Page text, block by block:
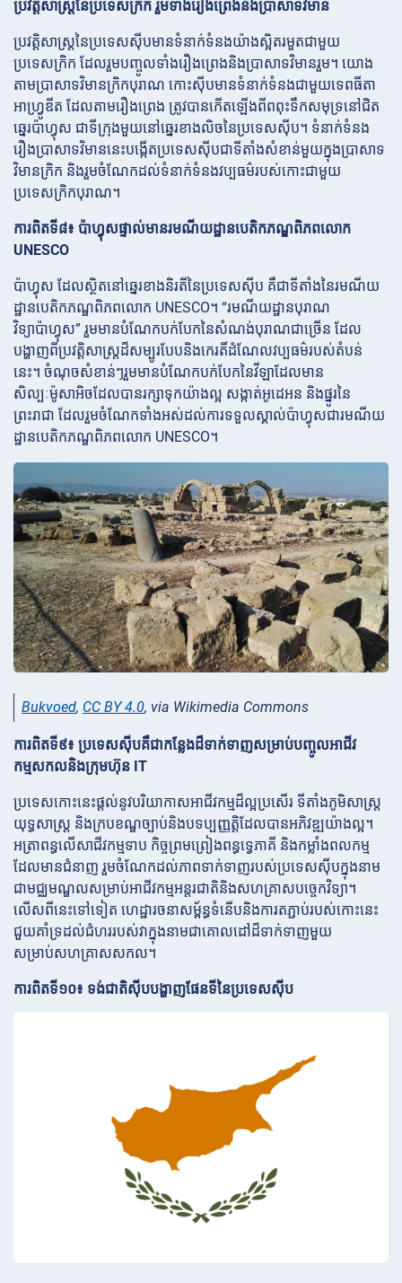
ប្រវត្តិសាស្ត្រនៃប្រទេសក្រិក រួមទាំងរឿងព្រេងនិងប្រាសាទវិមាន
ប្រវត្តិសាស្ត្រនៃប្រទេសស៊ីបមានទំនាក់ទំនងយ៉ាងស្អិតរមួតជាមួយ
ប្រទេសក្រិក ដែលរួមបញ្ចូលទាំងរឿងព្រេងនិងប្រាសាទវិមានរួម។ យោង
តាមប្រាសាទវិមានក្រិកបុរាណ កោះស៊ីបមានទំនាក់ទំនងជាមួយទេពធីតា
អាហ្វ្រូឌីត ដែលតាមរឿងព្រេង ត្រូវបានកើតឡើងពីពពុះទឹកសមុទ្រនៅជិត
ឆ្នេរប៉ាហ្វុស ជាទីក្រុងមួយនៅឆ្នេរខាងលិចនៃប្រទេសស៊ីប។ ទំនាក់ទំនង
រឿងប្រាសាទវិមាននេះបង្កើតប្រទេសស៊ីបជាទីតាំងសំខាន់មួយក្នុងប្រាសាទ
វិមានក្រិក និងរួមចំណែកដល់ទំនាក់ទំនងវប្បធម៌របស់កោះជាមួយ
ប្រទេសក្រិកបុរាណ។
ការពិតទី៨៖ ប៉ាហ្វុសផ្ទាល់មានរមណីយដ្ឋានបេតិកភណ្ឌពិភពលោក
UNESCO
ប៉ាហ្វុស ដែលស្ថិតនៅឆ្នេរខាងនិរតីនៃប្រទេសស៊ីប គឺជាទីតាំងនៃរមណីយ
ដ្ឋានបេតិកភណ្ឌពិភពលោក UNESCO។ “រមណីយដ្ឋានបុរាណ
វិទ្យាប៉ាហ្វុស” រួមមានបំណែកបក់បែកនៃសំណង់បុរាណជាច្រើន ដែល
បង្ហាញពីប្រវត្តិសាស្ត្រដ៏សម្បូរបែបនិងកេរតិ៍ដំណែលវប្បធម៌របស់តំបន់
នេះ។ ចំណុចសំខាន់ៗរួមមានបំណែកបក់បែកនៃវីឡាដែលមាន
សិល្បៈមូ៉សាអិចដែលបានរក្សាទុកយ៉ាងល្អ សង្កាត់អូដេអន និងផ្នូរនៃ
ព្រះរាជា ដែលរួមចំណែកទាំងអស់ដល់ការទទួលស្គាល់ប៉ាហ្វុសជារមណីយ
ដ្ឋានបេតិកភណ្ឌពិភពលោក UNESCO។
Bukvoed, CC BY 4.0, via Wikimedia Commons
ការពិតទី៩៖ ប្រទេសស៊ីបគឺជាកន្លែងដ៏ទាក់ទាញសម្រាប់បញ្ចូលអាជីវ
កម្មសកលនិងក្រុមហ៊ុន IT
ប្រទេសកោះនេះផ្តល់នូវបរិយាកាសអាជីវកម្មដ៏ល្អប្រសើរ ទីតាំងភូមិសាស្ត្រ
យុទ្ធសាស្ត្រ និងក្របខណ្ឌច្បាប់និងបទប្បញ្ញត្តិដែលបានអភិវឌ្ឍយ៉ាងល្អ។
អត្រាពន្ធលើសាជីវកម្មទាប កិច្ចព្រមព្រៀងពន្ធទ្វេភាគី និងកម្លាំងពលកម្ម
ដែលមានជំនាញ រួមចំណែកដល់ភាពទាក់ទាញរបស់ប្រទេសស៊ីបក្នុងនាម
ជាមជ្ឈមណ្ឌលសម្រាប់អាជីវកម្មអន្តរជាតិនិងសហគ្រាសបច្ចេកវិទ្យា។
លើសពីនេះទៅទៀត ហេដ្ឋារចនាសម្ព័ន្ធទំនើបនិងការតភ្ជាប់របស់កោះនេះ
ជួយគាំទ្រដល់ជំហររបស់វាក្នុងនាមជាគោលដៅដ៏ទាក់ទាញមួយ
សម្រាប់សហគ្រាសសកល។
ការពិតទី១០៖ ទង់ជាតិស៊ីបបង្ហាញផែនទីនៃប្រទេសស៊ីប